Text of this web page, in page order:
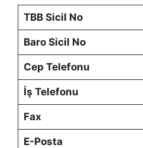
TBB Sicil No
Baro Sicil No
Cep Telefonu
İş Telefonu
Fax
E-Posta